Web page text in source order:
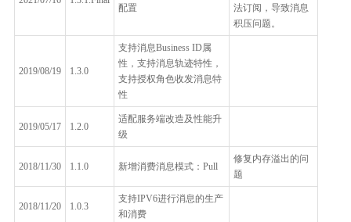
配置
法订阅，导致消息
积压问题。
2019/08/19 1.3.0
支持消息Business ID属
性，支持消息轨迹特性，
支持授权角色收发消息特
性
2019/05/17 1.2.0
适配服务端改造及性能升
级
2018/11/30 1.1.0 新增消费消息模式：Pull
修复内存溢出的问
题
2018/11/20 1.0.3
支持IPV6进行消息的生产
和消费